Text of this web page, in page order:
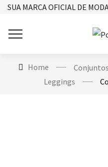
SUA MARCA OFICIAL DE
Home Conjuntos
Leggings